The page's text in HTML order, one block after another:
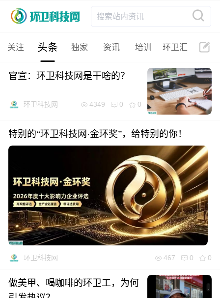
搜索站内资讯
关注 头条 独家 资讯 培训 环卫汇
官宣：环卫科技网是干啥的？
环卫科技网 4349 0 0
特别的“环卫科技网·金环奖”，给特别的你！
环卫科技网 467 0 0
做美甲、喝咖啡的环卫工，为何